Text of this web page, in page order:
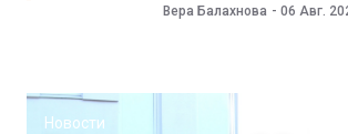
Вера Балахнова - 06 Авг.
Новости